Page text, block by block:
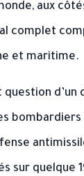
aux
complet
et maritime.
d’un
sur quelque